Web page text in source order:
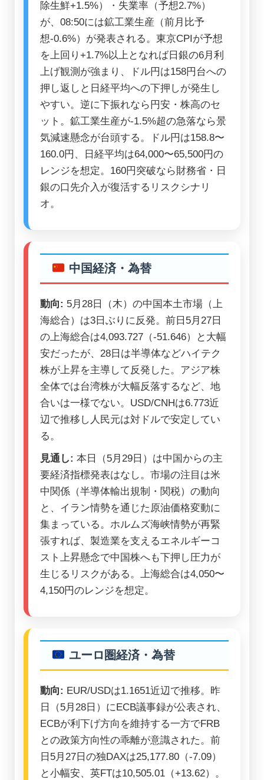
除生鮮+1.5%）・失業率（予想2.7%）
が、08:50には鉱工業生産（前月比予
想-0.6%）が発表される。東京CPIが予想
を上回り+1.7%以上となれば日銀の6月利
上げ観測が強まり、ドル円は158円台への
押し返しと日経平均への下押しが発生し
やすい。逆に下振れなら円安・株高のセ
ット。鉱工業生産が-1.5%超の急落なら景
気減速懸念が台頭する。ドル円は158.8〜
160.0円、日経平均は64,000〜65,500円の
レンジを想定。160円突破なら財務省・日
銀の口先介入が復活するリスクシナリ
オ。
中国経済・為替
動向: 5月28日（木）の中国本土市場（上
海総合）は3日ぶりに反発。前日5月27日
の上海総合は4,093.727（-51.646）と大幅
安だったが、28日は半導体などハイテク
株が上昇を主導して反発した。アジア株
全体では台湾株が大幅反落するなど、地
合いは一様でない。USD/CNHは6.773近
辺で推移し人民元は対ドルで安定してい
る。
見通し: 本日（5月29日）は中国からの主
要経済指標発表はなし。市場の注目は米
中関係（半導体輸出規制・関税）の動向
と、イラン情勢を通じた原油価格変動に
集まっている。ホルムズ海峡情勢が再緊
張すれば、製造業を支えるエネルギーコ
スト上昇懸念で中国株へも下押し圧力が
生じるリスクがある。上海総合は4,050〜
4,150円のレンジを想定。
ユーロ圏経済・為替
動向: EUR/USDは1.1651近辺で推移。昨
日（5月28日）にECB議事録が公表され、
ECBが利下げ方向を維持する一方でFRB
との政策方向性の乖離が意識された。前
日5月27日の独DAXは25,177.80（-7.09）
と小幅安、英FTは10,505.01（+13.62）。